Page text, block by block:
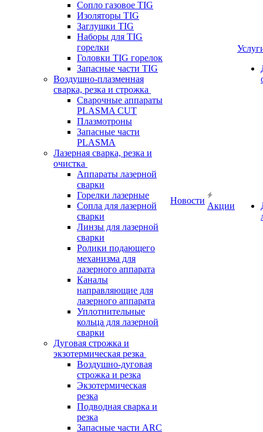
Сопло газовое TIG
Изоляторы TIG
Заглушки TIG
Наборы для TIG
горелки
Головки TIG горелок
Запасные части TIG
Воздушно-плазменная
сварка, резка и строжка
Сварочные аппараты
PLASMA CUT
Плазмотроны
Запасные части
PLASMA
Лазерная сварка, резка и
очистка
Аппараты лазерной
сварки
Горелки лазерные
Сопла для лазерной
сварки
Линзы для лазерной
сварки
Ролики подающего
механизма для
лазерного аппарата
Каналы
направляющие для
лазерного аппарата
Уплотнительные
кольца для лазерной
сварки
Дуговая строжка и
экзотермическая резка
Воздушно-дуговая
строжка и резка
Экзотермическая
резка
Подводная сварка и
резка
Запасные части ARC
Новости
Акции